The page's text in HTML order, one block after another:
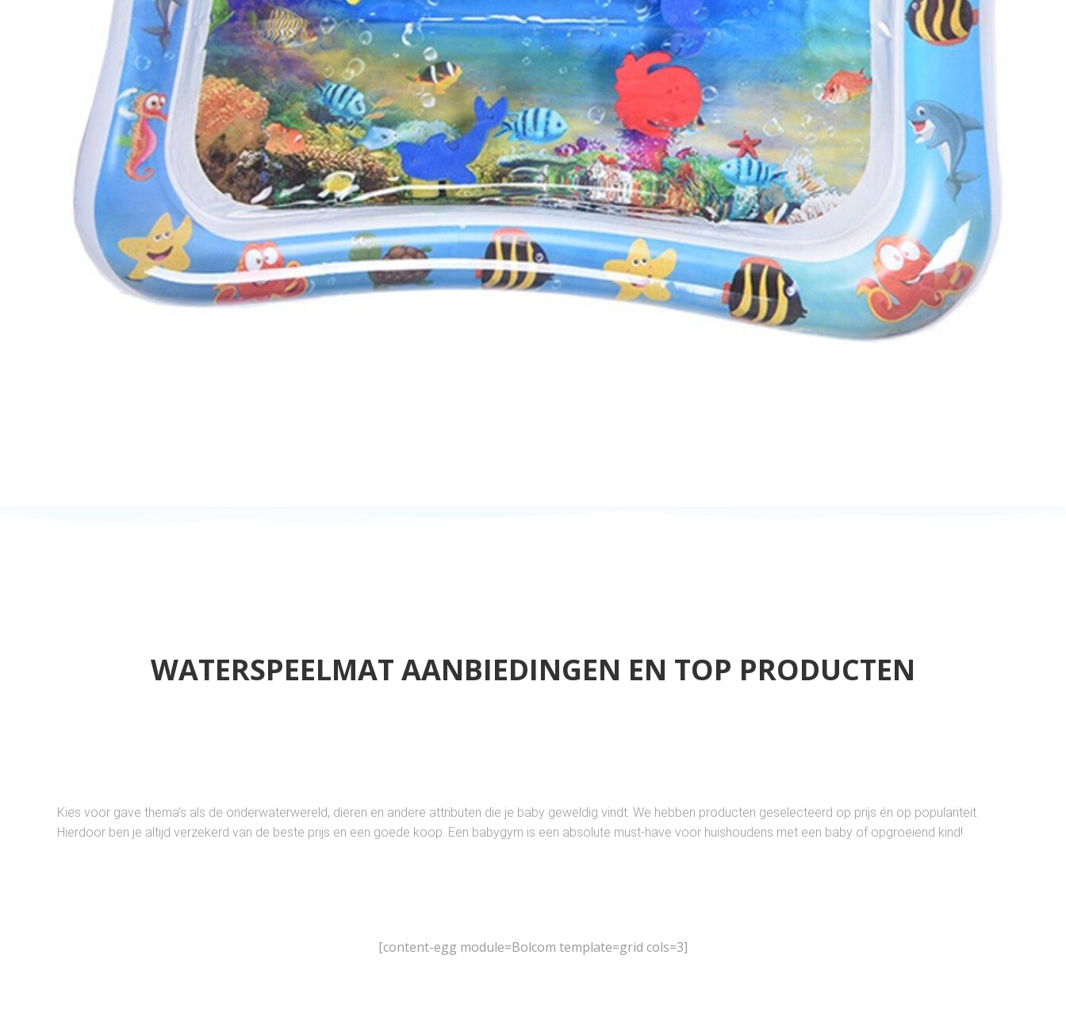
WATERSPEELMAT AANBIEDINGEN EN TOP PRODUCTEN
Kies voor gave thema’s als de onderwaterwereld, dieren en andere attributen die je baby geweldig vindt. We hebben producten geselecteerd op prijs én op populariteit.
Hierdoor ben je altijd verzekerd van de beste prijs en een goede koop. Een babygym is een absolute must-have voor huishoudens met een baby of opgroeiend kind!
[content-egg module=Bolcom template=grid cols=3]